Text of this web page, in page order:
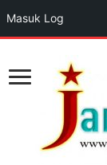
Masuk Log